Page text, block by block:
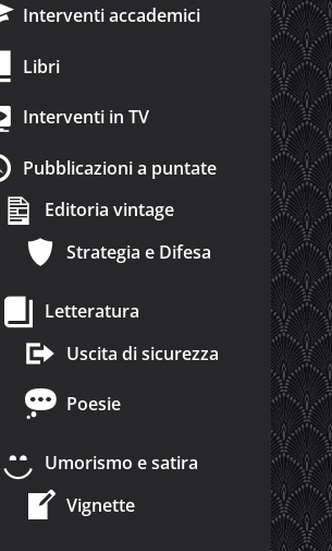
Interventi accademici
Libri
Interventi in TV
Pubblicazioni a puntate
Editoria vintage
Strategia e Difesa
Letteratura
Uscita di sicurezza
Poesie
Umorismo e satira
Vignette